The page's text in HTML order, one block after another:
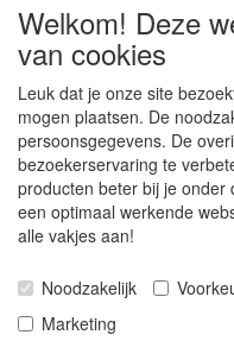
SOCIALE MEDIA
De webshop voor
Kunststof
Welkom! Deze
van cookies
Leuk dat je onze site
mogen plaatsen. De
persoonsgegevens. De
bezoekerservaring te
producten beter bij je
een optimaal werkende
alle vakjes aan!
Noodzakelijk
Marketing